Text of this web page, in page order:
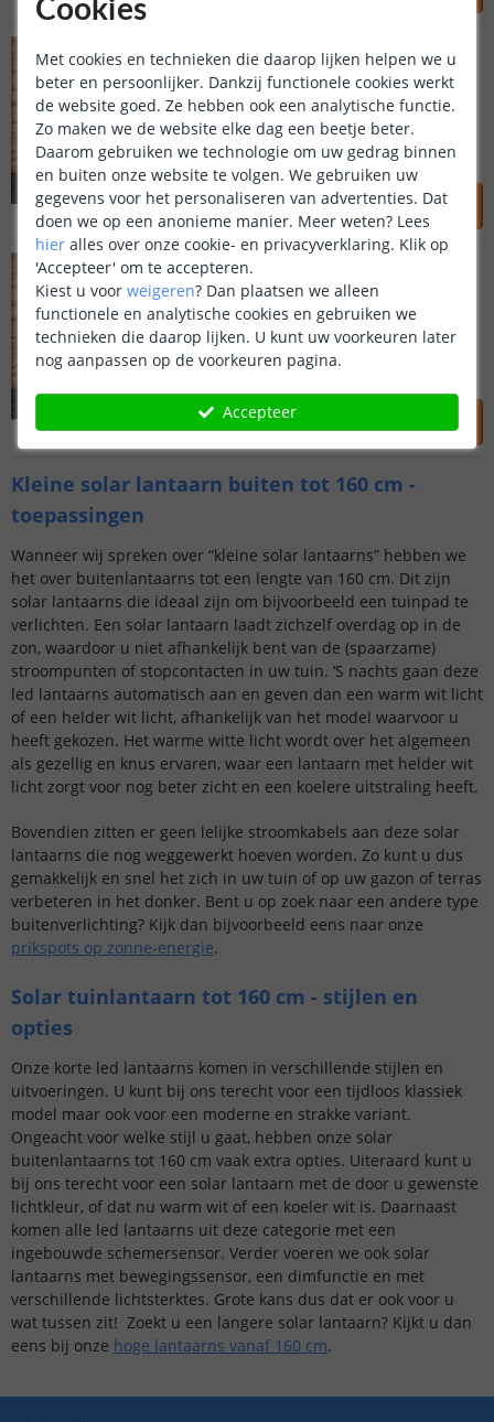
61 cm hoog - Warm wit
(2 reviews
OP VOORRAAD
64,95
3 lichtstanden
61 cm hoog
Sfeerverlichting: 50 Lumen
2x Solar priklamp Ivar
61 cm hoog - Warm wit
(2 reviews)
129 90 119,95
Voordeelset van 2 stuks
3 lichtstanden
Kleine solar lantaarn buiten tot 160 cm -
toepassingen
Wanneer wij spreken over “kleine solar lantaarns” hebben we
het over buitenlantaarns tot een lengte van 160 cm. Dit zijn
solar lantaarns die ideaal zijn om bijvoorbeeld een tuinpad te
verlichten. Een solar lantaarn laadt zichzelf overdag op in de
zon, waardoor u niet afhankelijk bent van de (spaarzame)
stroompunten of stopcontacten in uw tuin. ‘S nachts gaan deze
led lantaarns automatisch aan en geven dan een warm wit licht
of een helder wit licht, afhankelijk van het model waarvoor u
heeft gekozen. Het warme witte licht wordt over het algemeen
als gezellig en knus ervaren, waar een lantaarn met helder wit
licht zorgt voor nog beter zicht en een koelere uitstraling heeft.
Bovendien zitten er geen lelijke stroomkabels aan deze solar
lantaarns die nog weggewerkt hoeven worden. Zo kunt u dus
gemakkelijk en snel het zich in uw tuin of op uw gazon of terras
verbeteren in het donker. Bent u op zoek naar een andere type
buitenverlichting? Kijk dan bijvoorbeeld eens naar onze
prikspots op zonne-energie.
Solar tuinlantaarn tot 160 cm - stijlen en
opties
Onze korte led lantaarns komen in verschillende stijlen en
uitvoeringen. U kunt bij ons terecht voor een tijdloos klassiek
model maar ook voor een moderne en strakke variant.
Ongeacht voor welke stijl u gaat, hebben onze solar
buitenlantaarns tot 160 cm vaak extra opties. Uiteraard kunt u
bij ons terecht voor een solar lantaarn met de door u gewenste
lichtkleur, of dat nu warm wit of een koeler wit is. Daarnaast
komen alle led lantaarns uit deze categorie met een
ingebouwde schemersensor. Verder voeren we ook solar
lantaarns met bewegingssensor, een dimfunctie en met
verschillende lichtsterktes. Grote kans dus dat er ook voor u
wat tussen zit! Zoekt u een langere solar lantaarn? Kijkt u dan
eens bij onze hoge lantaarns vanaf 160 cm.
Cookies
Met cookies en technieken die daarop lijken helpen we u
beter en persoonlijker. Dankzij functionele cookies werkt
de website goed. Ze hebben ook een analytische functie.
Zo maken we de website elke dag een beetje beter.
Daarom gebruiken we technologie om uw gedrag binnen
en buiten onze website te volgen. We gebruiken uw
gegevens voor het personaliseren van advertenties. Dat
doen we op een anonieme manier. Meer weten? Lees
hier alles over onze cookie- en privacyverklaring. Klik op
'Accepteer' om te accepteren.
Kiest u voor weigeren? Dan plaatsen we alleen
functionele en analytische cookies en gebruiken we
technieken die daarop lijken. U kunt uw voorkeuren later
nog aanpassen op de voorkeuren pagina.
Accepteer